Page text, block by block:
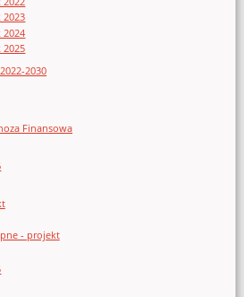
2023
2024
2025
2030
Finansowa
- projekt